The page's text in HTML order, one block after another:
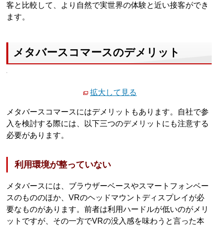
客と比較して、より自然で実世界の体験と近い接客ができ
ます。
メタバースコマースのデメリット
拡大して見る
メタバースコマースにはデメリットもあります。自社で参
入を検討する際には、以下三つのデメリットにも注意する
必要があります。
利用環境が整っていない
メタバースには、ブラウザーベースやスマートフォンベー
スのもののほか、VRのヘッドマウントディスプレイが必
要なものがあります。前者は利用ハードルが低いのがメリ
ットですが、その一方でVRの没入感を味わうと言った本